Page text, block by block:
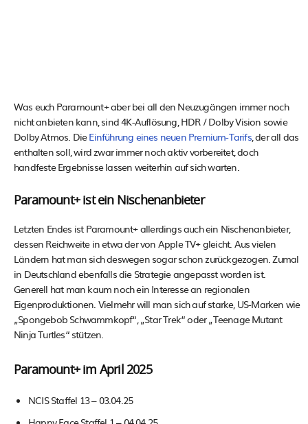
Was euch Paramount+ aber bei all den Neuzugängen immer noch
nicht anbieten kann, sind 4K-Auflösung, HDR / Dolby Vision sowie
Dolby Atmos. DieEinführung eines neuen Premium-Tarifs, der all das
enthalten soll, wird zwar immer noch aktiv vorbereitet, doch
handfeste Ergebnisse lassen weiterhin auf sich warten.
Paramount+ ist ein Nischenanbieter
Letzten Endes ist Paramount+ allerdings auch ein Nischenanbieter,
dessen Reichweite in etwa der von Apple TV+ gleicht. Aus vielen
Ländern hat man sich deswegen sogar schon zurückgezogen. Zumal
in Deutschland ebenfalls die Strategie angepasst worden ist.
Generell hat man kaum noch ein Interesse an regionalen
Eigenproduktionen. Vielmehr will man sich auf starke, US-Marken wie
„Spongebob Schwammkopf“, „Star Trek“ oder „Teenage Mutant
Ninja Turtles“ stützen.
Paramount+ im April 2025
NCIS Staffel 13 – 03.04.25